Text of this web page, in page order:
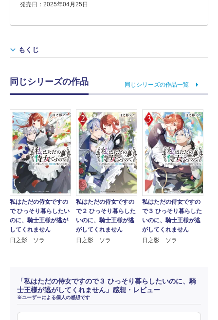
発売日：2025年04月25日
もくじ
同じシリーズの作品 同じシリーズの作品一覧
私はただの侍女ですの
で ひっそり暮らしたい
のに、騎士王様が逃が
してくれません
日之影 ソラ
私はただの侍女ですの
で２ ひっそり暮らした
いのに、騎士王様が逃
がしてくれません
日之影 ソラ
私はただの侍女ですの
で３ ひっそり暮らした
いのに、騎士王様が逃
がしてくれません
日之影 ソラ
「私はただの侍女ですので３ ひっそり暮らしたいのに、騎
士王様が逃がしてくれません」感想・レビュー
※ユーザーによる個人の感想です